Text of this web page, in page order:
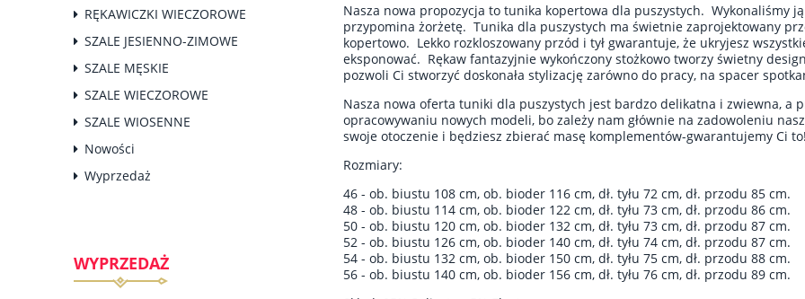
RĘKAWICZKI WIECZOROWE
SZALE JESIENNO-ZIMOWE
SZALE MĘSKIE
SZALE WIECZOROWE
SZALE WIOSENNE
Nowości
Wyprzedaż
WYPRZEDAŻ
Nasza nowa propozycja to tunika kopertowa dla puszystych. Wykonaliśmy
przypomina żorżetę. Tunika dla puszystych ma świetnie zaprojektowany
kopertowo. Lekko rozkloszowany przód i tył gwarantuje, że ukryjesz
eksponować. Rękaw fantazyjnie wykończony stożkowo tworzy świetny
pozwoli Ci stworzyć doskonała stylizację zarówno do pracy, na spacer
Nasza nowa oferta tuniki dla puszystych jest bardzo delikatna i zwiewna, a
opracowywaniu nowych modeli, bo zależy nam głównie na zadowoleniu
swoje otoczenie i będziesz zbierać masę komplementów-gwarantujemy Ci
Rozmiary:
46 - ob. biustu 108 cm, ob. bioder 116 cm, dł. tyłu 72 cm, dł. przodu 85 cm.
48 - ob. biustu 114 cm, ob. bioder 122 cm, dł. tyłu 73 cm, dł. przodu 86 cm.
50 - ob. biustu 120 cm, ob. bioder 132 cm, dł. tyłu 73 cm, dł. przodu 87 cm.
52 - ob. biustu 126 cm, ob. bioder 140 cm, dł. tyłu 74 cm, dł. przodu 87 cm.
54 - ob. biustu 132 cm, ob. bioder 150 cm, dł. tyłu 75 cm, dł. przodu 88 cm.
56 - ob. biustu 140 cm, ob. bioder 156 cm, dł. tyłu 76 cm, dł. przodu 89 cm.